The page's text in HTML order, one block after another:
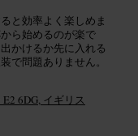
と効率よく楽しめま
ら始めるのが楽で
かけるか先に入れる
で問題ありません。
6DG, イギリス